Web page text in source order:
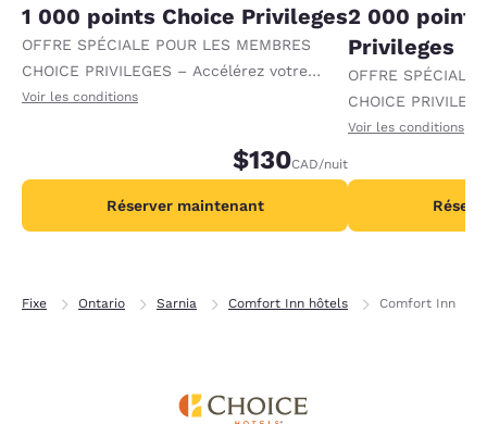
1 000 points Choice Privileges
OFFRE SPÉCIALE POUR LES MEMBRES
CHOICE PRIVILEGES – Accélérez votre
progression vers des récompenses en
Voir les conditions
$130CAD/nuit
Réserver maintenant
2 000
Privileges
OFFRE SPÉCIALE
CHOICE
progression vers
par nuit.
Voir les conditions
Fixe Ontario Sarnia Comfort Inn hôtels Comfort Inn